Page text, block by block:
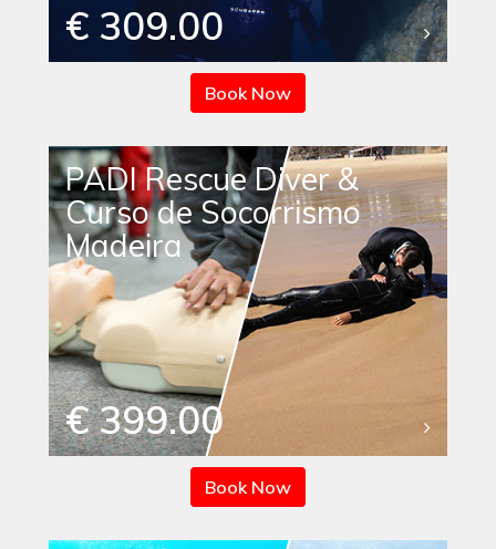
€ 309.00
Book Now
PADI Rescue Diver &
Curso de Socorrismo
Madeira
€ 399.00
Book Now